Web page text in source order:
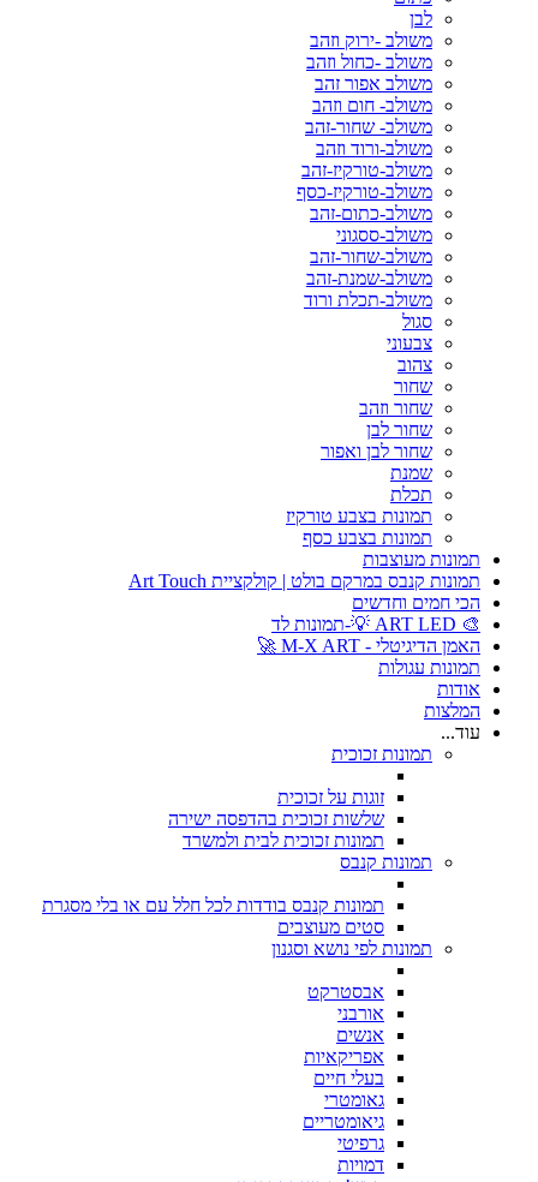
לבן
משולב -ירוק וזהב
משולב -כחול וזהב
משולב אפור זהב
משולב- חום וזהב
משולב- שחור-זהב
משולב-ורוד וזהב
משולב-טורקיז-זהב
משולב-טורקיז-כסף
משולב-כתום-זהב
משולב-ססגוני
משולב-שחור-זהב
משולב-שמנת-זהב
משולב-תכלת ורוד
סגול
צבעוני
צהוב
שחור
שחור וזהב
שחור לבן
שחור לבן ואפור
שמנת
תכלת
תמונות בצבע טורקיז
תמונות בצבע כסף
תמונות מעוצבות
תמונות קנבס במרקם בולט | קולקציית Art Touch
הכי חמים וחדשים
🎨 ART LED 💡-תמונות לד
האמן הדיגיטלי - M-X ART 🚀
תמונות עגולות
אודות
המלצות
עוד...
תמונות זכוכית
זוגות על זכוכית
שלשות זכוכית בהדפסה ישירה
תמונות זכוכית לבית ולמשרד
תמונות קנבס
תמונות קנבס בודדות לכל חלל עם או בלי מסגרת
סטים מעוצבים
תמונות לפי נושא וסגנון
אבסטרקט
אורבני
אנשים
אפריקאיות
בעלי חיים
גאומטרי
גיאומטריים
גרפיטי
דמויות